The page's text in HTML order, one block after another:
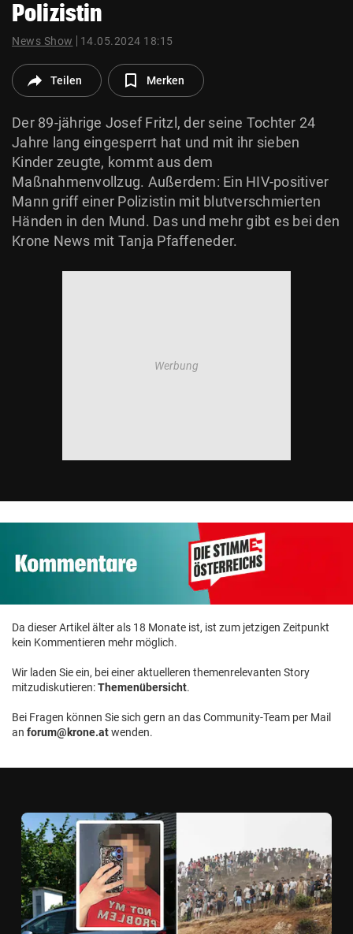
© Krone Multimedia GmbH & Co KG 2026
Polizistin
News Show 14.05.2024 18:15
Teilen Merken
Der 89-jährige Josef Fritzl, der seine Tochter 24
Jahre lang eingesperrt hat und mit ihr sieben
Kinder zeugte, kommt aus dem
Maßnahmenvollzug. Außerdem: Ein HIV-positiver
Mann griff einer Polizistin mit blutverschmierten
Händen in den Mund. Das und mehr gibt es bei den
Krone News mit Tanja Pfaffeneder.
Da dieser Artikel älter als 18 Monate ist, ist zum jetzigen Zeitpunkt
kein Kommentieren mehr möglich.
Wir laden Sie ein, bei einer aktuelleren themenrelevanten Story
mitzudiskutieren:Themenübersicht.
Bei Fragen können Sie sich gern an das Community-Team per Mail
an forum@krone.atwenden.